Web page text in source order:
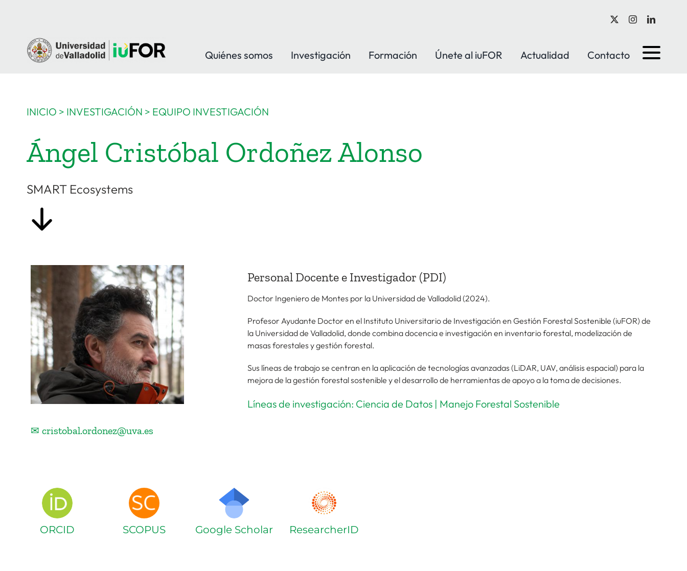
contenido
Quiénes somos
Investigación Formación Únete al iuFOR Actualidad Contacto
INICIO > INVESTIGACIÓN > EQUIPO INVESTIGACIÓN
Ángel Cristóbal Ordoñez Alonso
SMART Ecosystems
✉ cristobal.ordonez@uva.es
Personal Docente e Investigador (PDI)
Doctor Ingeniero de Montes por la Universidad de Valladolid (2024).
Profesor Ayudante Doctor en el Instituto Universitario de Investigación en Gestión Forestal Sostenible (iuFOR) de
la Universidad de Valladolid, donde combina docencia e investigación en inventario forestal, modelización de
masas forestales y gestión forestal.
Sus líneas de trabajo se centran en la aplicación de tecnologías avanzadas (LiDAR, UAV, análisis espacial) para la
mejora de la gestión forestal sostenible y el desarrollo de herramientas de apoyo a la toma de decisiones.
Líneas de investigación: Ciencia de Datos | Manejo Forestal Sostenible
ORCID SCOPUS Google Scholar ResearcherID